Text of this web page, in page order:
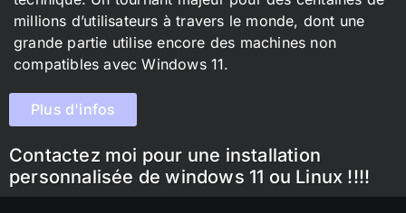
millions d’utilisateurs à travers le monde, dont une
grande partie utilise encore des machines non
compatibles avec Windows 11.
Plus d'infos
Contactez moi pour une installation
personnalisée de windows 11 ou Linux !!!!